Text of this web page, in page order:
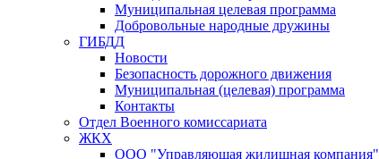
Муниципальная целевая программа
Добровольные народные дружины
ГИБДД
Новости
Безопасность дорожного движения
Муниципальная (целевая) программа
Контакты
Отдел Военного комиссариата
ЖКХ
ООО "Управляющая жилищная компания"